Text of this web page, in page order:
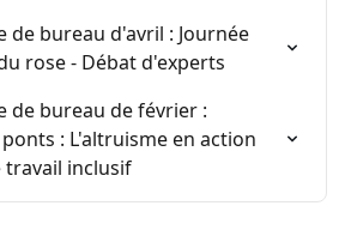
de bureau d'avril : Journée
rose - Débat d'experts
de bureau de février :
: L'altruisme en action
travail inclusif